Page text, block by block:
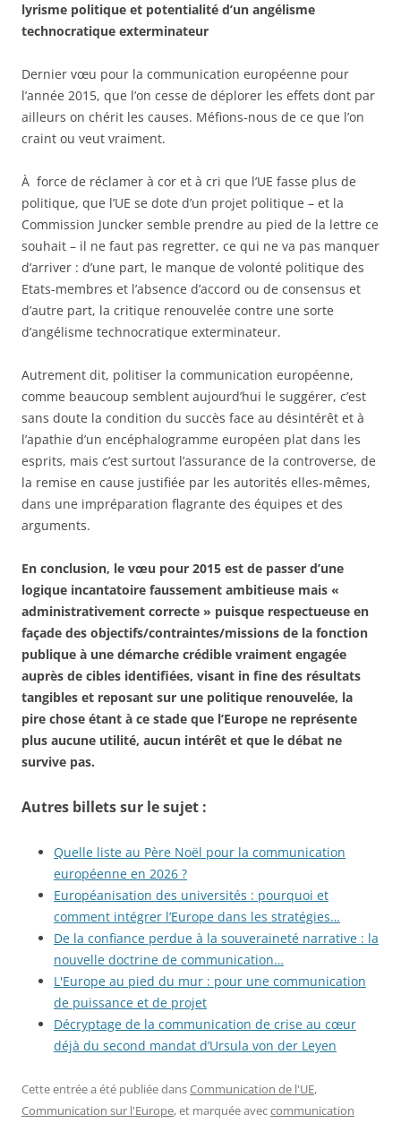
lyrisme politique et potentialité d’un angélisme
technocratique exterminateur
Dernier vœu pour la communication européenne pour
l’année 2015, que l’on cesse de déplorer les effets dont par
ailleurs on chérit les causes. Méfions-nous de ce que l’on
craint ou veut vraiment.
À force de réclamer à cor et à cri que l’UE fasse plus de
politique, que l’UE se dote d’un projet politique – et la
Commission Juncker semble prendre au pied de la lettre ce
souhait – il ne faut pas regretter, ce qui ne va pas manquer
d’arriver : d’une part, le manque de volonté politique des
Etats-membres et l’absence d’accord ou de consensus et
d’autre part, la critique renouvelée contre une sorte
d’angélisme technocratique exterminateur.
Autrement dit, politiser la communication européenne,
comme beaucoup semblent aujourd’hui le suggérer, c’est
sans doute la condition du succès face au désintérêt et à
l’apathie d’un encéphalogramme européen plat dans les
esprits, mais c’est surtout l’assurance de la controverse, de
la remise en cause justifiée par les autorités elles-mêmes,
dans une impréparation flagrante des équipes et des
arguments.
En conclusion, le vœu pour 2015 est de passer d’une
logique incantatoire faussement ambitieuse mais «
administrativement correcte » puisque respectueuse en
façade des objectifs/contraintes/missions de la fonction
publique à une démarche crédible vraiment engagée
auprès de cibles identifiées, visant in fine des résultats
tangibles et reposant sur une politique renouvelée, la
pire chose étant à ce stade que l’Europe ne représente
plus aucune utilité, aucun intérêt et que le débat ne
survive pas.
Autres billets sur le sujet :
Quelle liste au Père Noël pour la communication
européenne en 2026 ?
Européanisation des universités : pourquoi et
comment intégrer l’Europe dans les stratégies…
De la confiance perdue à la souveraineté narrative : la
nouvelle doctrine de communication…
L'Europe au pied du mur : pour une communication
de puissance et de projet
Décryptage de la communication de crise au cœur
déjà du second mandat d’Ursula von der Leyen
Cette entrée a été publiée dansCommunication de l'UE,
Communication sur l'Europe, et marquée aveccommunication